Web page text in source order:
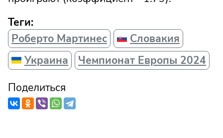
Теги:
Роберто Мартинес
Словакия
Украина
Чемпионат Европы 2024
Поделиться